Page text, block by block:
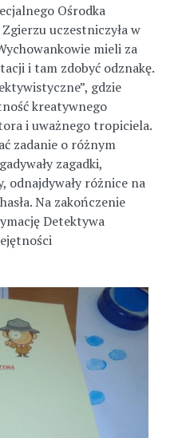
Ośrodka
uczestniczyła w
mieli za
i tam zdobyć odznakę.
gdzie
kreatywnego
i uważnego tropiciela.
zadanie o różnym
zagadki,
odnajdywały różnice na
Na zakończenie
Detektywa